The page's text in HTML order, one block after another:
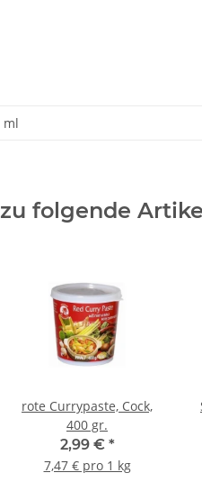
ml
folgende
rote Currypaste, Cock,
400 gr.
2,99 € *
7,47 € pro 1 kg